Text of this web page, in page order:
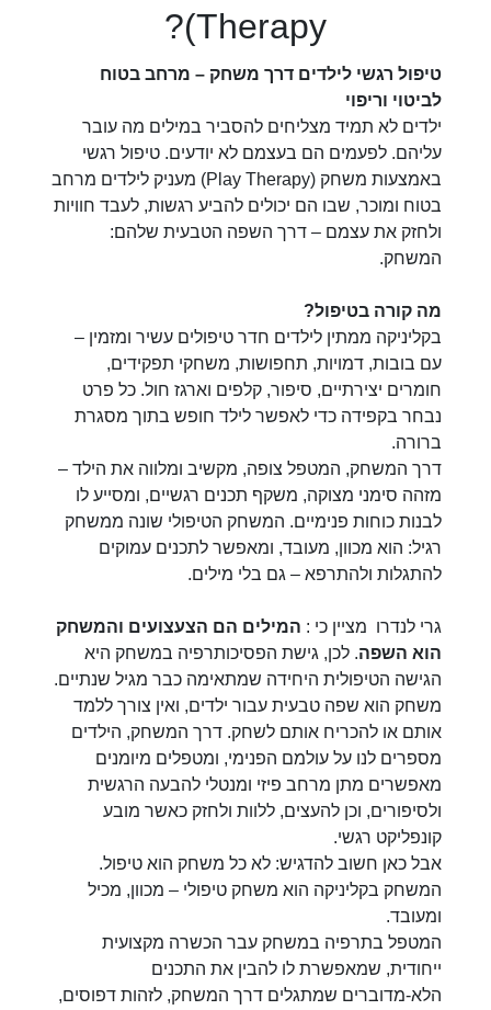
Therapy)?
טיפול רגשי לילדים דרך משחק – מרחב בטוח
לביטוי וריפוי
ילדים לא תמיד מצליחים להסביר במילים מה עובר
עליהם. לפעמים הם בעצמם לא יודעים. טיפול רגשי
באמצעות משחק (Play Therapy) מעניק לילדים מרחב
בטוח ומוכר, שבו הם יכולים להביע רגשות, לעבד חוויות
ולחזק את עצמם – דרך השפה הטבעית שלהם:
המשחק.
מה קורה בטיפול?
בקליניקה ממתין לילדים חדר טיפולים עשיר ומזמין –
עם בובות, דמויות, תחפושות, משחקי תפקידים,
חומרים יצירתיים, סיפור, קלפים וארגז חול. כל פרט
נבחר בקפידה כדי לאפשר לילד חופש בתוך מסגרת
ברורה.
דרך המשחק, המטפל צופה, מקשיב ומלווה את הילד –
מזהה סימני מצוקה, משקף תכנים רגשיים, ומסייע לו
לבנות כוחות פנימיים. המשחק הטיפולי שונה ממשחק
רגיל: הוא מכוון, מעובד, ומאפשר לתכנים עמוקים
להתגלות ולהתרפא – גם בלי מילים.
גרי לנדרו מציין כי : המילים הם הצעצועים והמשחק
הוא השפה. לכן, גישת הפסיכותרפיה במשחק היא
הגישה הטיפולית היחידה שמתאימה כבר מגיל שנתיים.
משחק הוא שפה טבעית עבור ילדים, ואין צורך ללמד
אותם או להכריח אותם לשחק. דרך המשחק, הילדים
מספרים לנו על עולמם הפנימי, ומטפלים מיומנים
מאפשרים מתן מרחב פיזי ומנטלי להבעה הרגשית
ולסיפורים, וכן להעצים, ללוות ולחזק כאשר מובע
קונפליקט רגשי.
אבל כאן חשוב להדגיש: לא כל משחק הוא טיפול.
המשחק בקליניקה הוא משחק טיפולי – מכוון, מכיל
ומעובד.
המטפל בתרפיה במשחק עבר הכשרה מקצועית
ייחודית, שמאפשרת לו להבין את התכנים
הלא-מדוברים שמתגלים דרך המשחק, לזהות דפוסים,